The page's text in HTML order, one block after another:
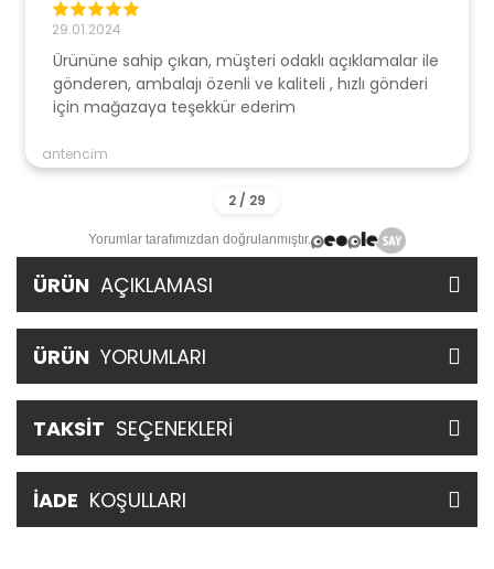
29.01.2024
Ürününe sahip çıkan, müşteri odaklı açıklamalar ile
gönderen, ambalajı özenli ve kaliteli , hızlı gönderi
için mağazaya teşekkür ederim
antencim
Yorumlar tarafımızdan doğrulanmıştır.
ÜRÜN AÇIKLAMASI
ÜRÜN YORUMLARI
TAKSİT SEÇENEKLERİ
İADE KOŞULLARI